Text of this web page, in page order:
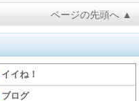
ページの先頭へ ▲
イイね！
ブログ